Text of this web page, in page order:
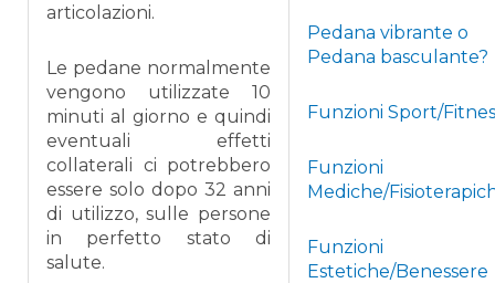
articolazioni.
Le pedane normalmente
vengono utilizzate 10
minuti al giorno e quindi
eventuali effetti
collaterali ci potrebbero
essere solo dopo 32 anni
di utilizzo, sulle persone
in perfetto stato di
salute.
Pedana vibrante o
Pedana basculante?
Funzioni Sport/
Funzioni
Mediche/
Funzioni
Estetiche/Benessere